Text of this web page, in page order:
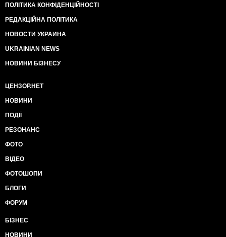
ПОЛІТИКА КОНФІДЕНЦІЙНОСТІ
РЕДАКЦІЙНА ПОЛІТИКА
НОВОСТИ УКРАИНА
UKRAINIAN NEWS
НОВИНИ БІЗНЕСУ
ЦЕНЗОР.НЕТ
НОВИНИ
ПОДІЇ
РЕЗОНАНС
ФОТО
ВІДЕО
ФОТОШОПИ
БЛОГИ
ФОРУМ
БІЗНЕС
НОВИНИ